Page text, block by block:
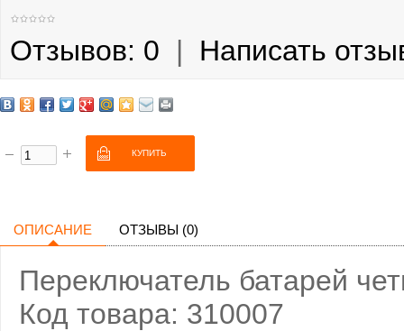
Отзывов: 0 | Написать
ОПИСАНИЕ ОТЗЫВЫ (0)
Переключатель батарей
Код товара: 310007